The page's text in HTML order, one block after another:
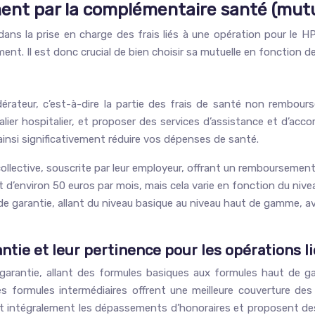
par la complémentaire santé
la prise en charge des frais liés à une opération pour le
Il est donc crucial de bien choisir sa mutuelle en fonction
c’est-à-dire la partie des frais de santé non
hospitalier, et proposer des services d’assistance et
significativement réduire vos dépenses de santé.
souscrite par leur employeur, offrant un
50 euros par mois, mais cela varie en fonction du
allant du niveau basique au niveau haut de gamme,
et leur pertinence pour les opérations
allant des formules basiques aux formules haut de
formules intermédiaires offrent une meilleure couverture
les dépassements d’honoraires et proposent